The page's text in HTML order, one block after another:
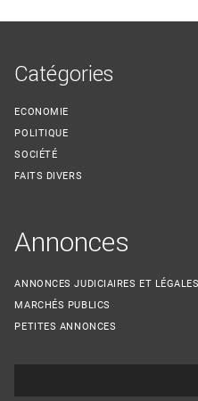
Catégories
ECONOMIE
POLITIQUE
SOCIÉTÉ
FAITS DIVERS
Annonces
ANNONCES JUDICIAIRES ET LÉGALES
MARCHÉS PUBLICS
PETITES ANNONCES